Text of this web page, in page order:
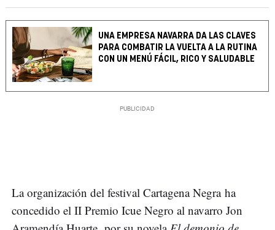
UNA EMPRESA NAVARRA DA LAS CLAVES
PARA COMBATIR LA VUELTA A LA RUTINA
CON UN MENÚ FÁCIL, RICO Y SALUDABLE
La organización del festival Cartagena Negra ha
concedido el II Premio Icue Negro al navarro Jon